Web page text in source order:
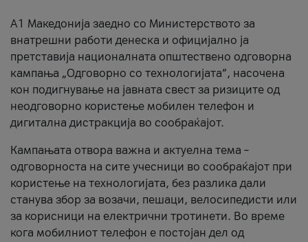
A1 Македонија заедно со Министерството за
внатрешни работи денеска и официјално ја
претставија националната општествено одговорна
кампања „Одговорно со технологијата“, насочена
кон подигнување на јавната свест за ризиците од
неодговорно користење мобилен телефон и
дигитална дистракција во сообраќајот.
Кампањата отвора важна и актуелна тема –
одговорноста на сите учесници во сообраќајот при
користење на технологијата, без разлика дали
станува збор за возачи, пешаци, велосипедисти или
за корисници на електрични тротинети. Во време
кога мобилниот телефон е постојан дел од